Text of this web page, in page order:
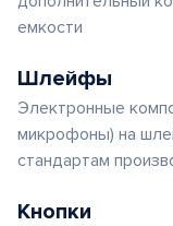
емкости
Шлейфы
Электронные
микрофоны) на
стандартам
Кнопки